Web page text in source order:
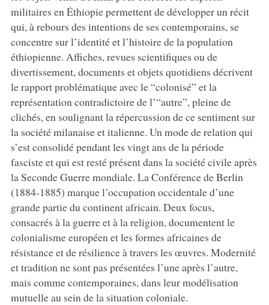
militaires en Éthiopie permettent de développer un récit
qui, à rebours des intentions de ses contemporains, se
concentre sur l’identité et l’histoire de la population
éthiopienne. Affiches, revues scientifiques ou de
divertissement, documents et objets quotidiens décrivent
le rapport problématique avec le “colonisé” et la
représentation contradictoire de l’“autre”, pleine de
clichés, en soulignant la répercussion de ce sentiment sur
la société milanaise et italienne. Un mode de relation qui
s’est consolidé pendant les vingt ans de la période
fasciste et qui est resté présent dans la société civile après
la Seconde Guerre mondiale. La Conférence de Berlin
(1884-1885) marque l’occupation occidentale d’une
grande partie du continent africain. Deux focus,
consacrés à la guerre et à la religion, documentent le
colonialisme européen et les formes africaines de
résistance et de résilience à travers les œuvres. Modernité
et tradition ne sont pas présentées l’une après l’autre,
mais comme contemporaines, dans leur modélisation
mutuelle au sein de la situation coloniale.